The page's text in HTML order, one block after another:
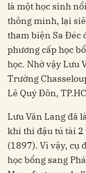
là một học sinh
thông minh, lại
tham biện Sa Đéc
phương cấp học
học. Nhờ vậy Lưu
Trường
Lê Quý Đôn,
Lưu Văn Lang đã
khi thi đậu tú tài 2
(1897). Vì vậy, cụ
học bổng sang